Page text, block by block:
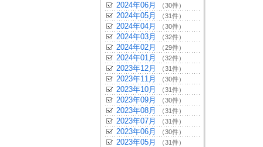
2024年06月 （30件）
2024年05月 （31件）
2024年04月 （30件）
2024年03月 （32件）
2024年02月 （29件）
2024年01月 （32件）
2023年12月 （31件）
2023年11月 （30件）
2023年10月 （31件）
2023年09月 （30件）
2023年08月 （31件）
2023年07月 （31件）
2023年06月 （30件）
2023年05月 （31件）